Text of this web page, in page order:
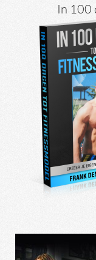
In 100